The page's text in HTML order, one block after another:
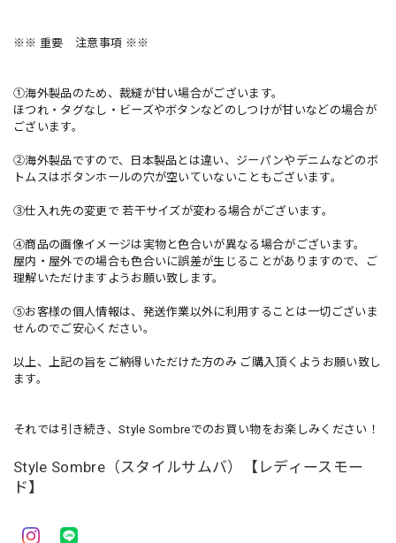
※※ 重要 注意事項 ※※
①海外製品のため、裁縫が甘い場合がございます。
ほつれ・タグなし・ビーズやボタンなどのしつけが甘いなどの場合が
ございます。
②海外製品ですので、日本製品とは違い、ジーパンやデニムなどのボ
トムスはボタンホールの穴が空いていないこともございます。
③仕入れ先の変更で 若干サイズが変わる場合がございます。
④商品の画像イメージは実物と色合いが異なる場合がございます。
屋内・屋外での場合も色合いに誤差が生じることがありますので、ご
理解いただけますようお願い致します。
⑤お客様の個人情報は、発送作業以外に利用することは一切ございま
せんのでご安心ください。
以上、上記の旨をご納得いただけた方のみ ご購入頂くようお願い致し
ます。
それでは引き続き、Style Sombreでのお買い物をお楽しみください！
Style Sombre（スタイルサムバ）【レディースモー
ド】